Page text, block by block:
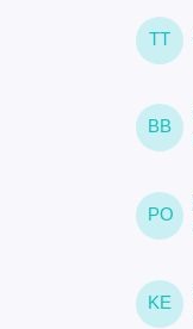
TT
BB
PO
KE